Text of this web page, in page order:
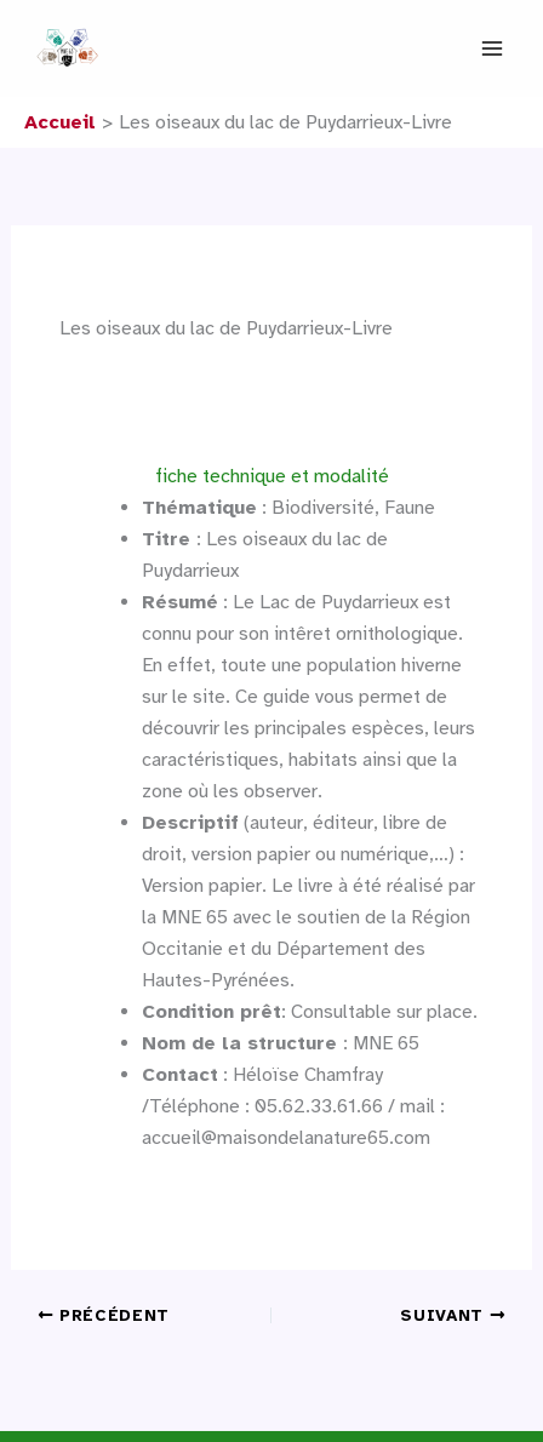
Accueil
Les oiseaux du lac de Puydarrieux-Livre
Les oiseaux du lac de Puydarrieux-Livre
fiche technique et modalité
Thématique : Biodiversité, Faune
Titre : Les oiseaux du lac de
Puydarrieux
Résumé : Le Lac de Puydarrieux est
connu pour son intêret ornithologique.
En effet, toute une population hiverne
sur le site. Ce guide vous permet de
découvrir les principales espèces, leurs
caractéristiques, habitats ainsi que la
zone où les observer.
Descriptif (auteur, éditeur, libre de
droit, version papier ou numérique,…) :
Version papier. Le livre à été réalisé par
la MNE 65 avec le soutien de la Région
Occitanie et du Département des
Hautes-Pyrénées.
Condition prêt: Consultable sur place.
Nom de la structure : MNE 65
Contact : Héloïse Chamfray
/Téléphone : 05.62.33.61.66 / mail :
accueil@maisondelanature65.com
PRÉCÉDENT SUIVANT